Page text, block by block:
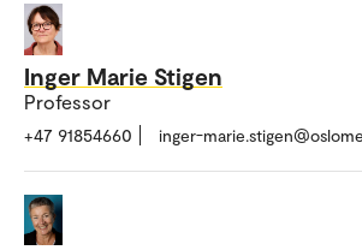
Inger Marie Stigen
Professor
+47 91854660 inger-